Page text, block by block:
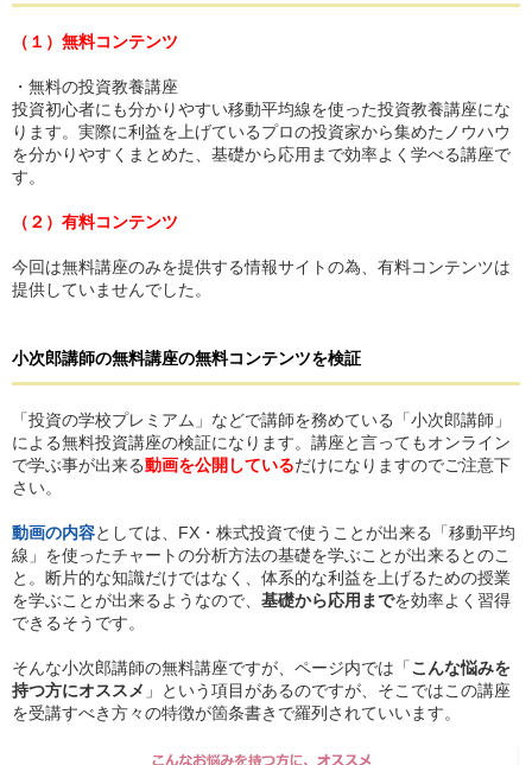
（１）無料コンテンツ
・無料の投資教養講座
投資初心者にも分かりやすい移動平均線を使った投資教養講座にな
ります。実際に利益を上げているプロの投資家から集めたノウハウ
を分かりやすくまとめた、基礎から応用まで効率よく学べる講座で
す。
（２）有料コンテンツ
今回は無料講座のみを提供する情報サイトの為、有料コンテンツは
提供していませんでした。
小次郎講師の無料講座の無料コンテンツを検証
「投資の学校プレミアム」などで講師を務めている「小次郎講師」
による無料投資講座の検証になります。講座と言ってもオンライン
で学ぶ事が出来る動画を公開しているだけになりますのでご注意下
さい。
動画の内容としては、FX・株式投資で使うことが出来る「移動平均
線」を使ったチャートの分析方法の基礎を学ぶことが出来るとのこ
と。断片的な知識だけではなく、体系的な利益を上げるための授業
を学ぶことが出来るようなので、 基礎から応用までを効率よく習得
できるそうです。
そんな小次郎講師の無料講座ですが、ページ内では「こんな悩みを
持つ方にオススメ 」という項目があるのですが、そこではこの講座
を受講すべき方々の特徴が箇条書きで羅列されていいます。